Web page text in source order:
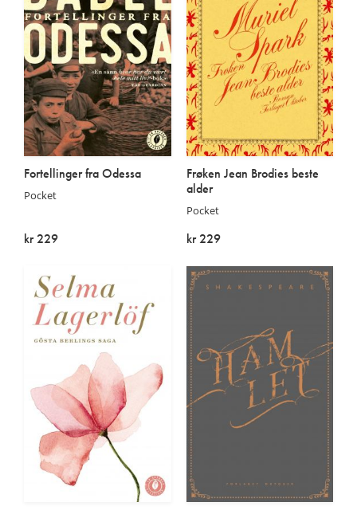
Fortellinger fra Odessa
Pocket
kr 229
Frøken Jean Brodies beste
alder
Pocket
kr 229